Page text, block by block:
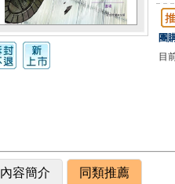
團
目
內容簡介 同類推薦